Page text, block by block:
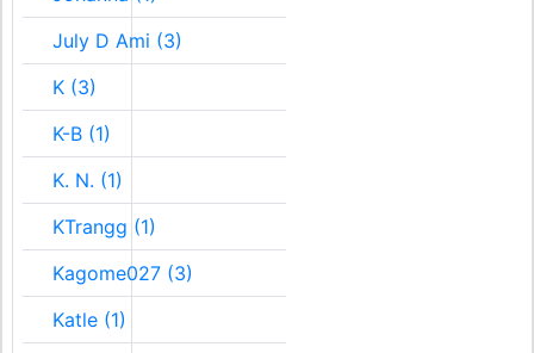
July D Ami (3)
K (3)
K-B (1)
K. N. (1)
KTrangg (1)
Kagome027 (3)
Katle (1)